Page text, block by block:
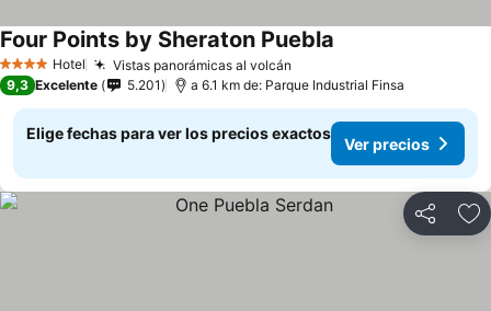
4 EstrellasHotel Vistas panorámicas al volcán
Four Points by Sheraton Puebla
9,3 Excelente 5.201 a 6.1 km de: Parque Industrial Finsa
Elige fechas para ver los precios exactos
Ver precios
Compartir